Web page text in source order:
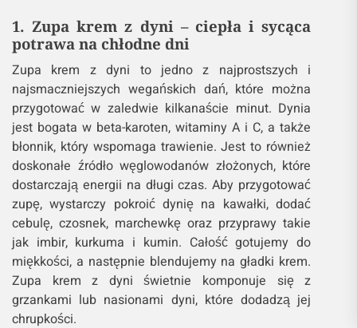
1. Zupa krem z dyni – ciepła i sycąca
potrawa na chłodne dni
Zupa krem z dyni to jedno z najprostszych i
najsmaczniejszych wegańskich dań, które można
przygotować w zaledwie kilkanaście minut. Dynia
jest bogata w beta-karoten, witaminy A i C, a także
błonnik, który wspomaga trawienie. Jest to również
doskonałe źródło węglowodanów złożonych, które
dostarczają energii na długi czas. Aby przygotować
zupę, wystarczy pokroić dynię na kawałki, dodać
cebulę, czosnek, marchewkę oraz przyprawy takie
jak imbir, kurkuma i kumin. Całość gotujemy do
miękkości, a następnie blendujemy na gładki krem.
Zupa krem z dyni świetnie komponuje się z
grzankami lub nasionami dyni, które dodadzą jej
chrupkości.